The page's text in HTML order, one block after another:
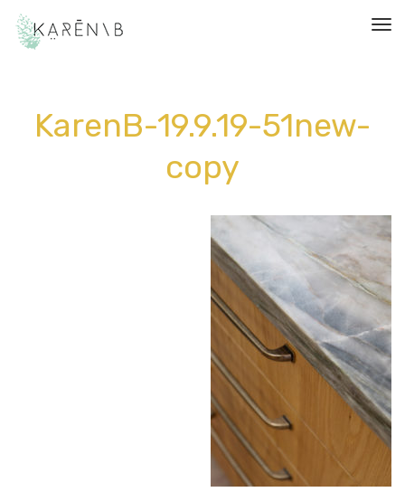
תפריט
KarenB-19.9.19-51new-
copy